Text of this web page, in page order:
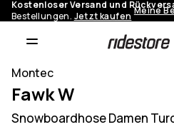
Kostenloser Versand und
Bestellungen. Jetzt kaufen Meine
Montec
Fawk W
Snowboardhose Damen